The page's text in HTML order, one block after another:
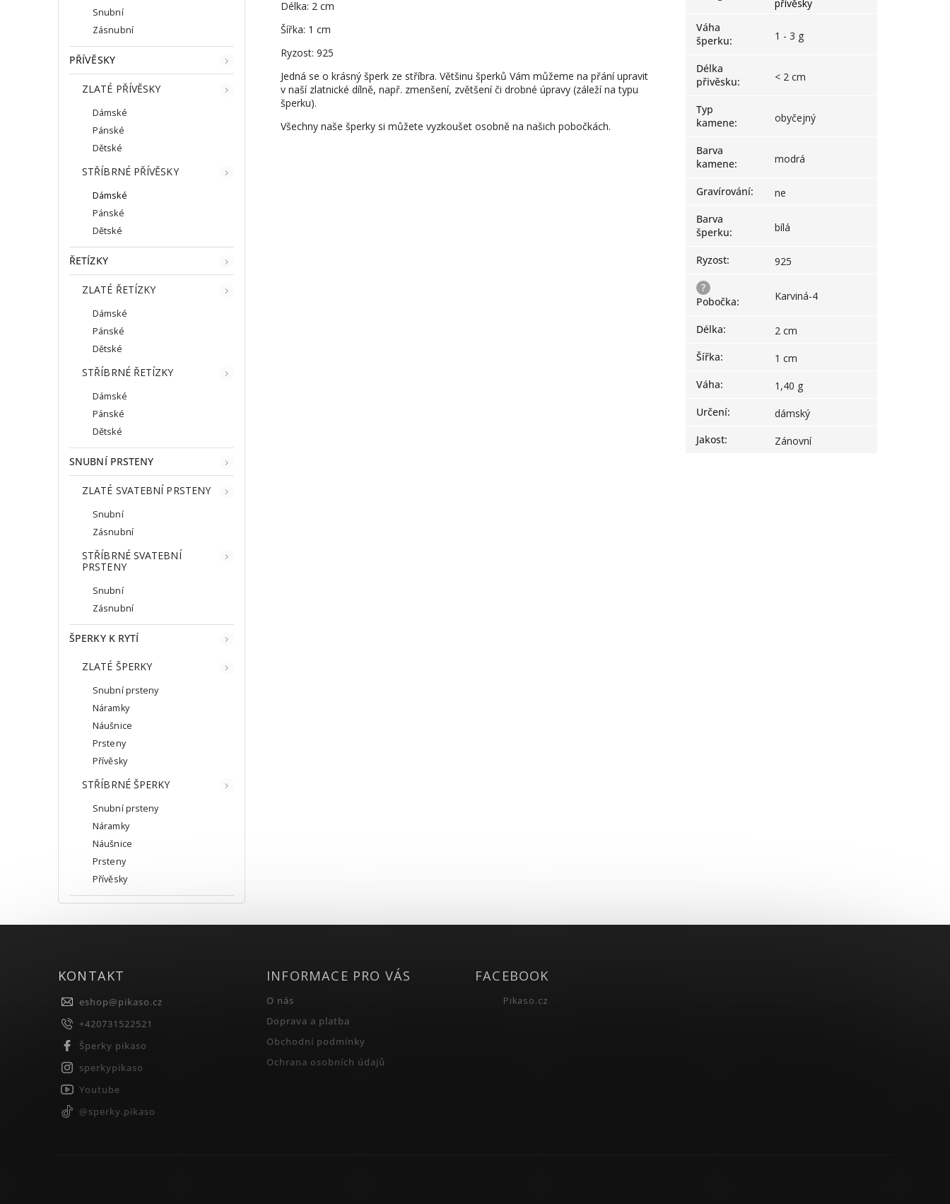
Snubní
Zásnubní
PŘÍVĚSKY
ZLATÉ PŘÍVĚSKY
Dámské
Pánské
Dětské
STŘÍBRNÉ PŘÍVĚSKY
Dámské
Pánské
Dětské
ŘETÍZKY
ZLATÉ ŘETÍZKY
Dámské
Pánské
Dětské
STŘÍBRNÉ ŘETÍZKY
Dámské
Pánské
Dětské
SNUBNÍ PRSTENY
ZLATÉ SVATEBNÍ PRSTENY
Snubní
Zásnubní
STŘÍBRNÉ SVATEBNÍ
PRSTENY
Snubní
Zásnubní
ŠPERKY K RYTÍ
ZLATÉ ŠPERKY
Snubní prsteny
Náramky
Náušnice
Prsteny
Přívěsky
STŘÍBRNÉ ŠPERKY
Snubní prsteny
Náramky
Náušnice
Prsteny
Přívěsky
Délka: 2 cm
Šířka: 1 cm
Ryzost: 925
Jedná se o krásný šperk ze stříbra. Většinu šperků Vám můžeme na přání upravit
v naší zlatnické dílně, např. zmenšení, zvětšení či drobné úpravy (záleží na typu
šperku).
Všechny naše šperky si můžete vyzkoušet osobně na našich pobočkách.
přívěsky
Váha
šperku: 1 - 3 g
Délka
přivěsku: < 2 cm
Typ
kamene: obyčejný
Barva
kamene: modrá
Gravírování:
ne
Barva
šperku: bílá
Ryzost:
925
?
Pobočka: Karviná-4
Délka:
2 cm
Šířka:
1 cm
Váha:
1,40 g
Určení:
dámský
Jakost: Zánovní
KONTAKT
eshop@pikaso.cz
+420731522521
Šperky pikaso
sperkypikaso
Youtube
@sperky.pikaso
INFORMACE PRO VÁS
O nás
Doprava a platba
Obchodní podmínky
Ochrana osobních údajů
FACEBOOK
Pikaso.cz